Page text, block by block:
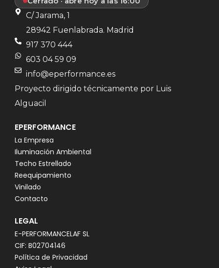
C/ Jarama, 1
28942 Fuenlabrada. Madrid
917 370 444
603 04 59 09
info@eperformance.es
Proyecto dirigido técnicamente por Luis
Alguacil
EPERFORMANCE
La Empresa
Iluminación Ambiental
Techo Estrellado
Reequipamiento
Vinilado
Contacto
LEGAL
E-PERFORMANCELAF SL
CIF: B02704146
Política de Privacidad